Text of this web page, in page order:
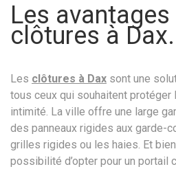
Les avantages
clôtures à Dax.
Les clôtures à Dax sont une
tous ceux qui souhaitent protéger
intimité. La ville offre une large
des panneaux rigides aux garde-
grilles rigides ou les haies. Et
possibilité d’opter pour un portail